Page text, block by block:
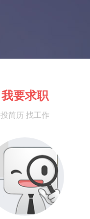
我要求职
投简历 找工作